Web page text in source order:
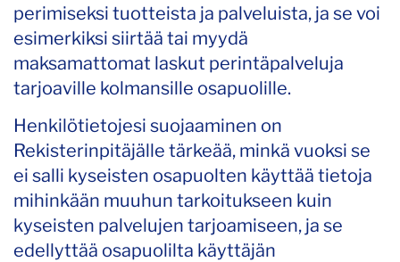
perimiseksi tuotteista ja palveluista, ja se voi
esimerkiksi siirtää tai myydä
maksamattomat laskut perintäpalveluja
tarjoaville kolmansille osapuolille.
Henkilötietojesi suojaaminen on
Rekisterinpitäjälle tärkeää, minkä vuoksi se
ei salli kyseisten osapuolten käyttää tietoja
mihinkään muuhun tarkoitukseen kuin
kyseisten palvelujen tarjoamiseen, ja se
edellyttää osapuolilta käyttäjän